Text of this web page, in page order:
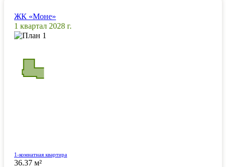
ЖК «Моне»
1 квартал 2028 г.
1-комнатная квартира
36.37 м²